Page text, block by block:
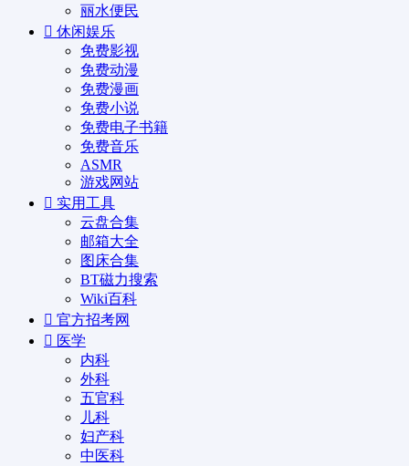
丽水便民
休闲娱乐
免费影视
免费动漫
免费漫画
免费小说
免费电子书籍
免费音乐
ASMR
游戏网站
实用工具
云盘合集
邮箱大全
图床合集
BT磁力搜索
Wiki百科
官方招考网
医学
内科
外科
五官科
儿科
妇产科
中医科